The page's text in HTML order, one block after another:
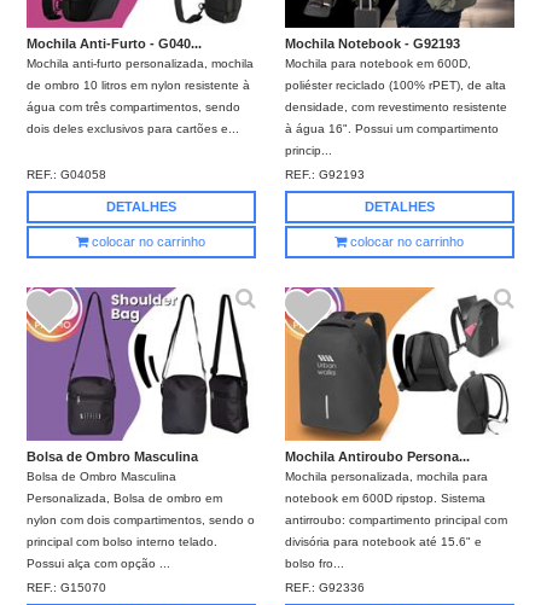
Mochila Anti-Furto - G040...
Mochila anti-furto personalizada, mochila
de ombro 10 litros em nylon resistente à
água com três compartimentos, sendo
dois deles exclusivos para cartões e...
REF.:G04058
DETALHES
colocar no carrinho
Mochila Notebook - G92193
Mochila para notebook em 600D,
poliéster reciclado (100% rPET), de alta
densidade, com revestimento resistente
à água 16". Possui um compartimento
princip...
REF.:G92193
DETALHES
colocar no carrinho
Bolsa de Ombro Masculina
Bolsa de Ombro Masculina
Personalizada, Bolsa de ombro em
nylon com dois compartimentos, sendo o
principal com bolso interno telado.
Possui alça com opção ...
REF.:G15070
Mochila Antiroubo Persona...
Mochila personalizada, mochila para
notebook em 600D ripstop. Sistema
antirroubo: compartimento principal com
divisória para notebook até 15.6" e
bolso fro...
REF.:G92336